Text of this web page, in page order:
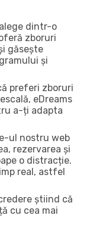
dintr-o
zboruri
găsește
și
preferi zboruri
eDreams
a-ți adapta
ul nostru web
rezervarea și
o distracție.
real, astfel
știind că
cu cea mai